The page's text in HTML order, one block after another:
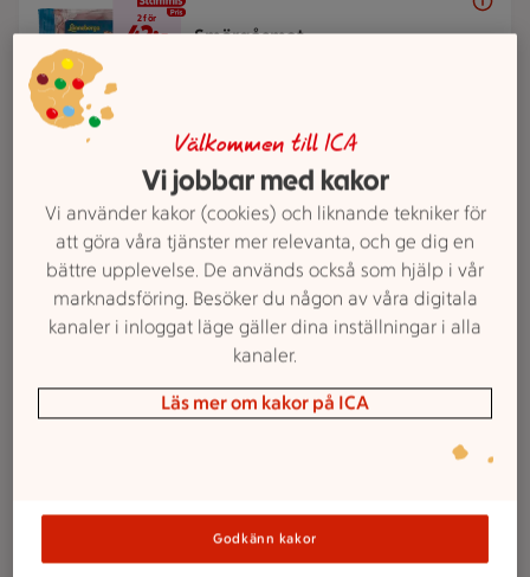
Smörgåsmat
2 för 42 kr
2 för
42:-
Lägg i inköpslista
Västerbottensost®
Norrmejerier. 450 g. Jmfpris 197:78/kg.
Ord.pris 117:30 kr.
89 kr/st
89:-
Lägg i inköpslista
Välkommen till ICA
Vi jobbar med kakor
Vi använder kakor (cookies) och liknande tekniker för
att göra våra tjänster mer relevanta, och ge dig en
bättre upplevelse. De används också som hjälp i vår
marknadsföring. Besöker du någon av våra digitala
kanaler i inloggat läge gäller dina inställningar i alla
kanaler.
Läs mer om kakor på ICA
Godkänn kakor